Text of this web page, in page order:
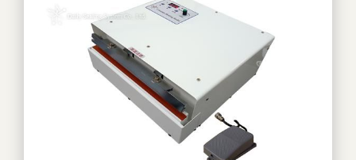
真空包裝袋 特製封口機